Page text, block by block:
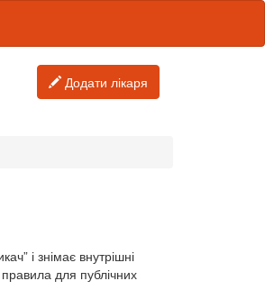
Додати лікаря
і знімає внутрішні
для публічних